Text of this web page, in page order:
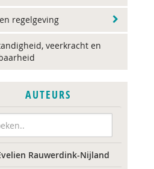
regelgeving
veerkracht en
AUTEURS
Rauwerdink-Nijland